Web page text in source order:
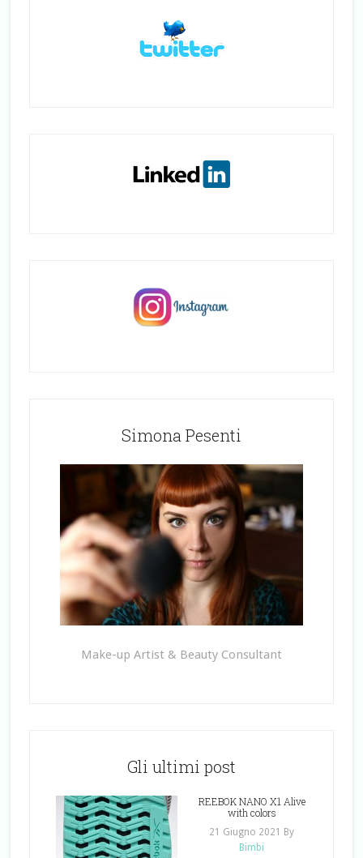
Simona Pesenti
Make-up Artist & Beauty Consultant
Gli ultimi post
REEBOK NANO X1 Alive
with colors
21 Giugno 2021
By
Bimbi